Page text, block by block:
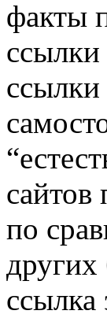
факты
ссылки
по
ссылка